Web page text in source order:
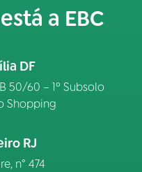
a EBC
DF
50/60 – 1º Subsolo
Shopping
RJ
n° 474